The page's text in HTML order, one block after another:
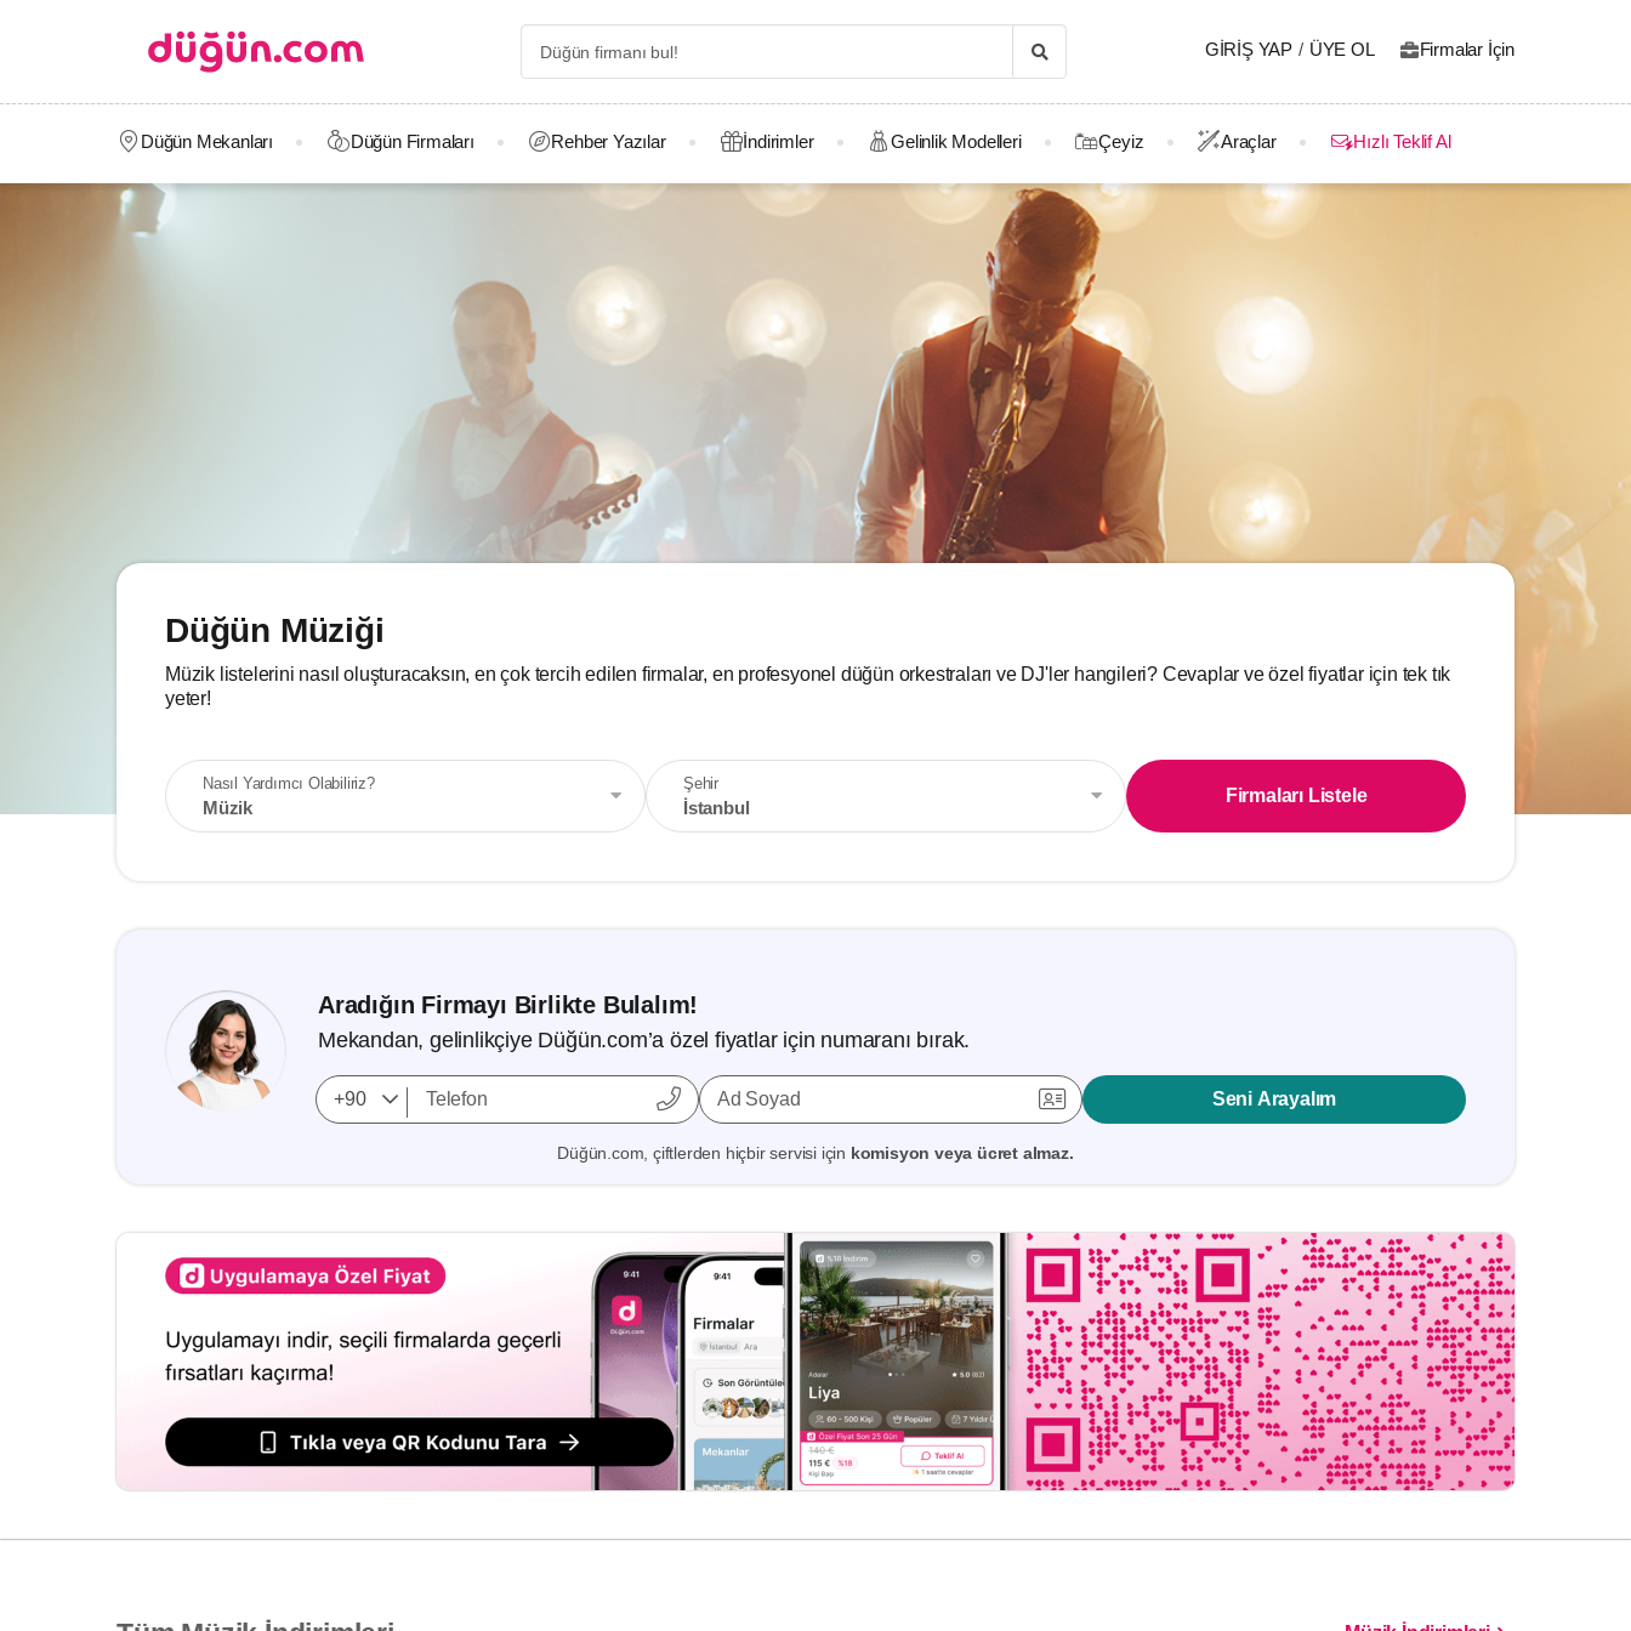
GIRIŞ YAP / ÜYE OL Firmalar İçin
Düğün Mekanları Düğün Firmaları Rehber Yazılar İndirimler Gelinlik Modelleri Çeyiz Araçlar Hızlı Teklif Al
Düğün Müziği
Müzik listelerini nasıl oluşturacaksın, en çok tercih edilen firmalar, en profesyonel düğün orkestraları ve DJ'ler hangileri? Cevaplar ve özel fiyatlar için tek tık
yeter!
Nasıl Yardımcı Olabiliriz?
Müzik
Şehir
İstanbul
Firmaları Listele
Aradığın Firmayı Birlikte Bulalım!
Mekandan, gelinlikçiye Düğün.com’a özel fiyatlar için numaranı bırak.
Ad Soyad Seni Arayalım
Düğün.com, çiftlerden hiçbir servisi için komisyon veya ücret almaz.